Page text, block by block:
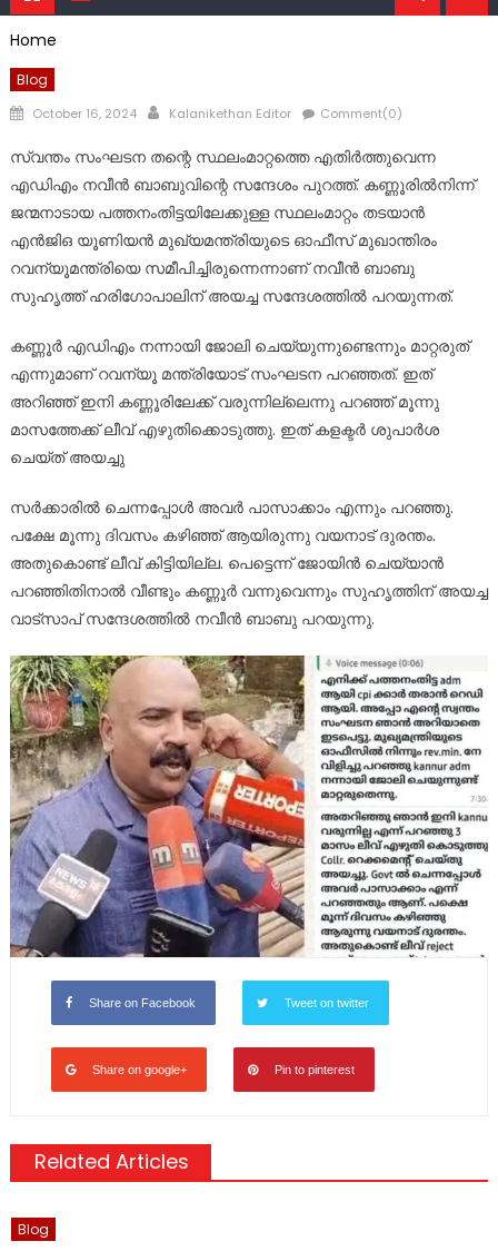
Home
Blog
Posted
October 16, 2024 Author
Kalanikethan Editor Comment(0)
സ്വന്തം സംഘടന തന്റെ സ്ഥലംമാറ്റത്തെ എതിര്‍ത്തുവെന്ന
എഡിഎം നവീൻ ബാബുവിന്റെ സന്ദേശം പുറത്ത്. കണ്ണൂരില്‍നിന്ന്
ജന്മനാടായ പത്തനംതിട്ടയിലേക്കുള്ള സ്ഥലംമാറ്റം തടയാൻ
എൻജിഒ യൂണിയൻ മുഖ്യമന്ത്രിയുടെ ഓഫീസ് മുഖാന്തിരം
റവന്യൂമന്ത്രിയെ സമീപിച്ചിരുന്നെന്നാണ് നവീൻ ബാബു
സുഹൃത്ത് ഹരിഗോപാലിന് അയച്ച സന്ദേശത്തില്‍ പറയുന്നത്.
കണ്ണൂർ എഡിഎം നന്നായി ജോലി ചെയ്യുന്നുണ്ടെന്നും മാറ്റരുത്
എന്നുമാണ് റവന്യൂ മന്ത്രിയോട് സംഘടന പറഞ്ഞത്. ഇത്
അറിഞ്ഞ് ഇനി കണ്ണൂരിലേക്ക് വരുന്നില്ലെന്നു പറഞ്ഞ് മൂന്നു
മാസത്തേക്ക് ലീവ് എഴുതിക്കൊടുത്തു. ഇത് കളക്ടർ ശുപാർശ
ചെയ്ത് അയച്ചു
സർക്കാരില്‍ ചെന്നപ്പോള്‍ അവർ പാസാക്കാം എന്നും പറഞ്ഞു.
പക്ഷേ മൂന്നു ദിവസം കഴിഞ്ഞ് ആയിരുന്നു വയനാട് ദുരന്തം.
അതുകൊണ്ട് ലീവ് കിട്ടിയില്ല. പെട്ടെന്ന് ജോയിൻ ചെയ്യാൻ
പറഞ്ഞിതിനാല്‍ വീണ്ടും കണ്ണൂർ വന്നുവെന്നും സുഹൃത്തിന് അയച്ച
വാട്സാപ്‌ സന്ദേശത്തില്‍ നവീൻ ബാബു പറയുന്നു.
Share on Facebook Tweet on twitter
Share on google+ Pin to pinterest
Related Articles
Blog